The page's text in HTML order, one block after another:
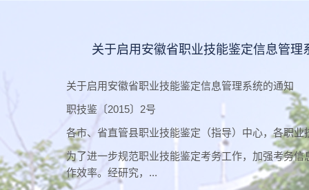
关于启用安徽省职业技能鉴定信息管理
关于启用安徽省职业技能鉴定信息管理系统的通知
职技鉴〔2015〕2号
各市、省直管县职业技能鉴定（指导）中心，各职业
为了进一步规范职业技能鉴定考务工作，加强考务信
作效率。经研究，...